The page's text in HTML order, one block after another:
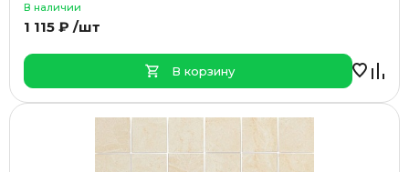
В наличии
1 115 ₽ /шт
В корзину